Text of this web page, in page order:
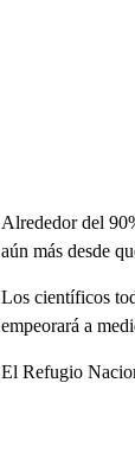
Alrededor del
aún más desde
Los científicos
empeorará a
El Refugio